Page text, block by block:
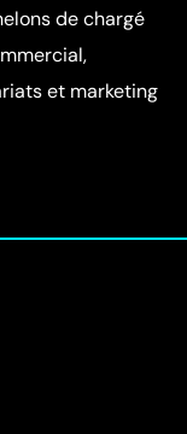
de chargé
et marketing